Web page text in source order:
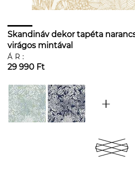
Skandináv dekor tapéta
virágos mintával
ÁR:
29 990 Ft